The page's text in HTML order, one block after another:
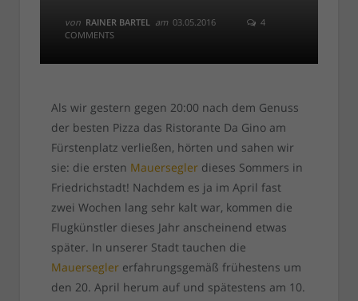
von RAINER BARTEL am 03.05.2016
4
COMMENTS
Als wir gestern gegen 20:00 nach dem Genuss
der besten Pizza das Ristorante Da Gino am
Fürstenplatz verließen, hörten und sahen wir
sie: die ersten Mauerseglerdieses Sommers in
Friedrichstadt! Nachdem es ja im April fast
zwei Wochen lang sehr kalt war, kommen die
Flugkünstler dieses Jahr anscheinend etwas
später. In unserer Stadt tauchen die
Mauerseglererfahrungsgemäß frühestens um
den 20. April herum auf und spätestens am 10.